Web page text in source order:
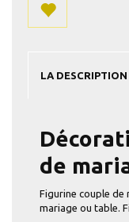
LA DESCRIPTION
de
Figurine couple de
mariage ou table.